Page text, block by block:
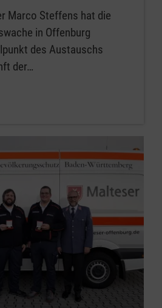
Marco Steffens hat die
in Offenburg
des Austauschs
der…